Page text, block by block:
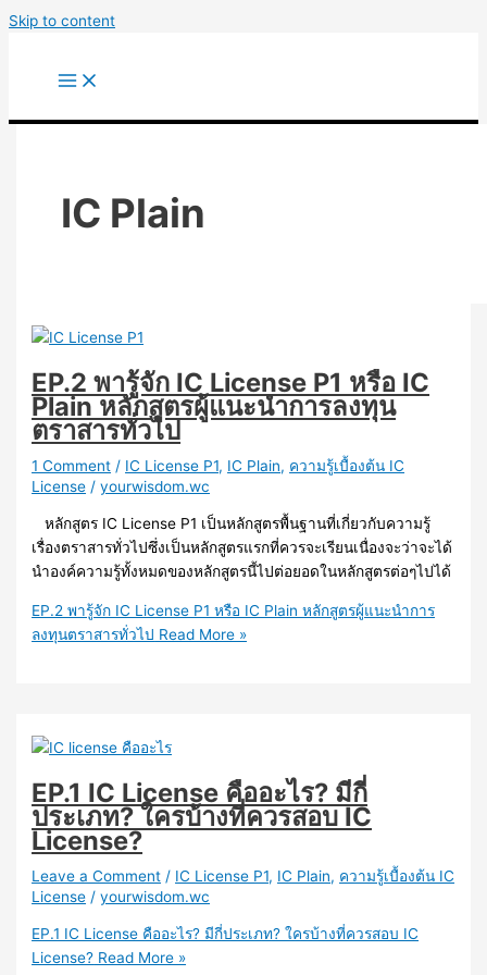
Skip to content
IC Plain
EP.2 พารู้จัก IC License P1 หรือ IC
Plain หลักสูตรผู้แนะนำการลงทุน
ตราสารทั่วไป
1 Comment / IC License P1, IC Plain, ความรู้เบื้องต้น IC
License /yourwisdom.wc
หลักสูตร IC License P1 เป็นหลักสูตรพื้นฐานที่เกี่ยวกับความรู้
เรื่องตราสารทั่วไปซึ่งเป็นหลักสูตรแรกที่ควรจะเรียนเนื่องจะว่าจะได้
นำองค์ความรู้ทั้งหมดของหลักสูตรนี้ไปต่อยอดในหลักสูตรต่อๆไปได้
EP.2 พารู้จัก IC License P1 หรือ IC Plain หลักสูตรผู้แนะนำการ
ลงทุนตราสารทั่วไป Read More »
EP.1 IC License คืออะไร? มีกี่
ประเภท? ใครบ้างที่ควรสอบ IC
License?
Leave a Comment / IC License P1, IC Plain, ความรู้เบื้องต้น IC
License /yourwisdom.wc
EP.1 IC License คืออะไร? มีกี่ประเภท? ใครบ้างที่ควรสอบ IC
License? Read More »